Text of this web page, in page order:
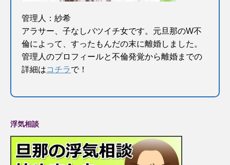
管理人：紗希
アラサー、子なしバツイチ女です。元旦那のW不
倫によって、すったもんだの末に離婚しました。
管理人のプロフィールと不倫発覚から離婚までの
詳細はコチラで！
浮気相談